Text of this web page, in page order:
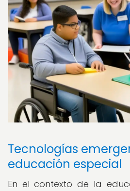
Tecnologías
educación especial
En el contexto de la